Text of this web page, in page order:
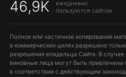
46,9K
ежедневно
пользуются сайтом
Полное или частичное копирование
в коммерческих целях разрешено
разрешения владельца Сайта. В
виновные лица могут быть привлечены
в соответствии с действующим